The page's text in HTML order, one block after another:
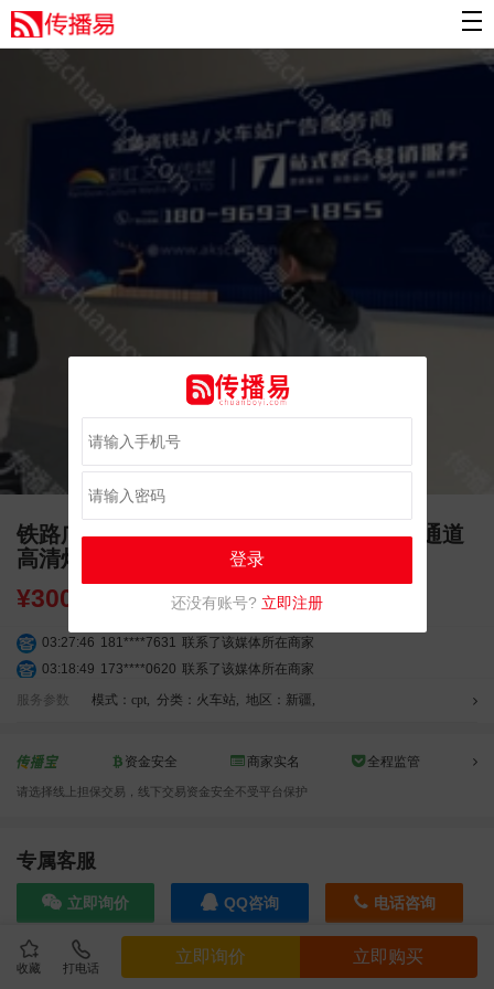
收藏 打电话
立即询价 立即购买
铁路广告 新疆维吾尔自治区阿克苏站出站通道
高清灯箱广告
¥3000.00
03:27:46 181****7631 联系了该媒体所在商家
03:18:49 173****0620 联系了该媒体所在商家
03:20:56 156****3374
联系了该媒体所在商家
04:12:36
181****8167
联系了该媒体所在商家
01:50:54
03:40:56 157****6971 联系了该媒体所在商家
10:08:47 155****5272
联系了该媒体所在商家
176****3456 联系了该媒体所在商家
04:09:07
182****6963 联系了该媒体所在商家
服务参数 模式：cpt, 分类：火车站, 地区：新疆 ,
资金安全 商家实名 全程监管
请选择线上担保交易，线下交易资金安全不受平台保护
专属客服
立即询价 QQ咨询 电话咨询
效果截图
登录
还没有账号? 立即注册